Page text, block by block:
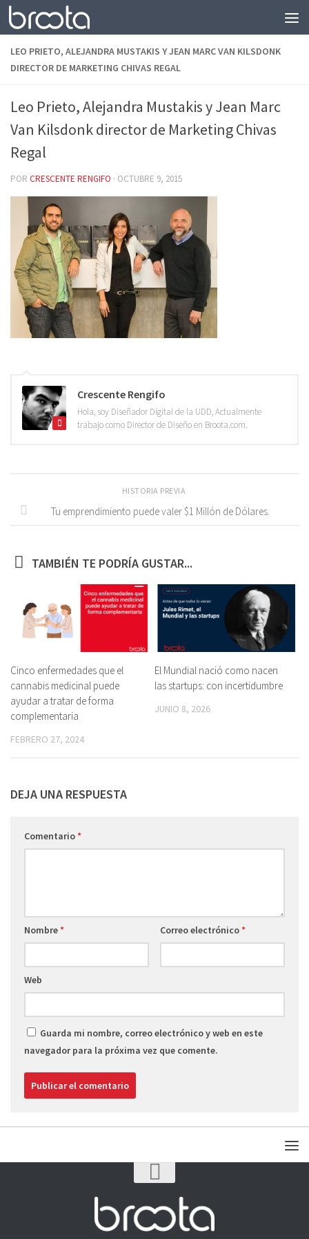
Saltar al contenido
LEO PRIETO, ALEJANDRA MUSTAKIS Y JEAN MARC VAN KILSDONK
DIRECTOR DE MARKETING CHIVAS REGAL
Leo Prieto, Alejandra Mustakis y Jean Marc
Van Kilsdonk director de Marketing Chivas
Regal
POR CRESCENTE RENGIFO · OCTUBRE 9, 2015
Crescente Rengifo
Hola, soy Diseñador Digital de la UDD, Actualmente
trabajo como Director de Diseño en Broota.com.
HISTORIA PREVIA
Tu emprendimiento puede valer $1 Millón de Dólares.
TAMBIÉN TE PODRÍA GUSTAR...
Cinco enfermedades que el
cannabis medicinal puede
ayudar a tratar de forma
complementaria
FEBRERO 27, 2024
El Mundial nació como nacen
las startups: con incertidumbre
JUNIO 8, 2026
DEJA UNA RESPUESTA
Comentario*
Nombre* Correo electrónico*
Web
Guarda mi nombre, correo electrónico y web en este
navegador para la próxima vez que comente.